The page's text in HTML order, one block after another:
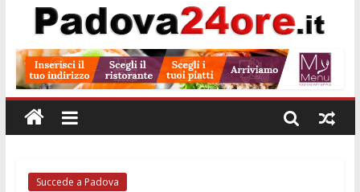
nuove competenze in Veneto
Calici di Stelle Arzergrande: astronomia, musica e sapori al
Notizie di Padova alle ore 10: censimento a Monselice, arresto
antidroga e siccità
Notizie di Padova alle ore 23: maltrattamenti, arresto a
Limena e progetto Cool Shop
Succede a Padova